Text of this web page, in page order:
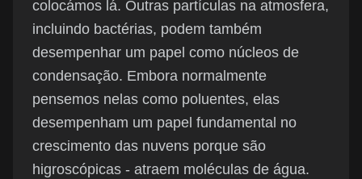
colocámos lá. Outras partículas na atmosfera,
incluindo bactérias, podem também
desempenhar um papel como núcleos de
condensação. Embora normalmente
pensemos nelas como poluentes, elas
desempenham um papel fundamental no
crescimento das nuvens porque são
higroscópicas - atraem moléculas de água.